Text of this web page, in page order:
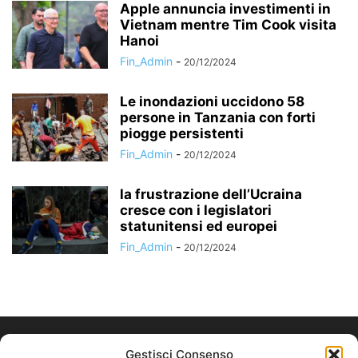
Gestisci Consenso
Apple annuncia investimenti in
Vietnam mentre Tim Cook visita
Hanoi
Fin_Admin - 20/12/2024
Le inondazioni uccidono 58
persone in Tanzania con forti
piogge persistenti
Fin_Admin - 20/12/2024
la frustrazione dell’Ucraina
cresce con i legislatori
statunitensi ed europei
Fin_Admin - 20/12/2024